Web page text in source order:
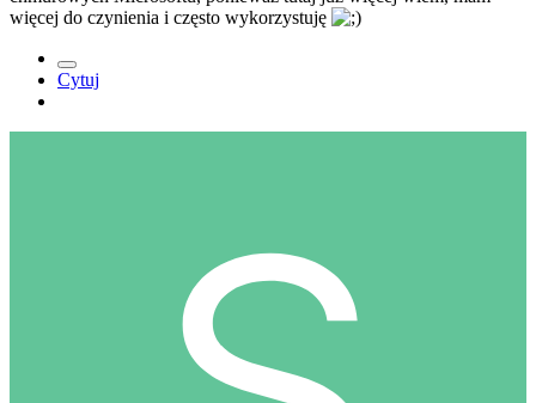
więcej do czynienia i często wykorzystuję
Cytuj